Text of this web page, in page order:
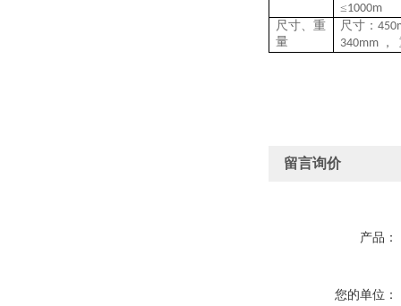
≤1000m
尺寸、重
量
尺寸： 4
340mm ，
留言询价
产品：
您的单位：